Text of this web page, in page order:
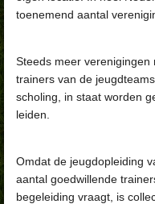
toenemend aantal
Steeds meer
trainers van de
scholing, in staat worden
leiden.
Omdat de jeugdopleiding
aantal goedwillende
begeleiding vraagt, is